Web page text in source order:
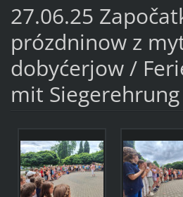
27.06.25
prózdninow z
dobyćerjow /
mit Siegerehrung